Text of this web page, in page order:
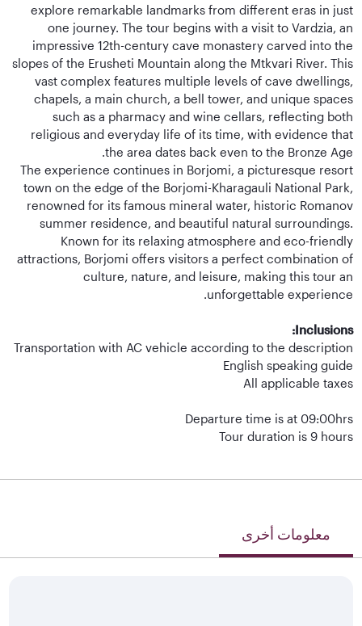
explore remarkable landmarks from different eras in just
one journey. The tour begins with a visit to Vardzia, an
impressive 12th-century cave monastery carved into the
slopes of the Erusheti Mountain along the Mtkvari River. This
vast complex features multiple levels of cave dwellings,
chapels, a main church, a bell tower, and unique spaces
such as a pharmacy and wine cellars, reflecting both
religious and everyday life of its time, with evidence that
the area dates back even to the Bronze Age.
The experience continues in Borjomi, a picturesque resort
town on the edge of the Borjomi-Kharagauli National Park,
renowned for its famous mineral water, historic Romanov
summer residence, and beautiful natural surroundings.
Known for its relaxing atmosphere and eco-friendly
attractions, Borjomi offers visitors a perfect combination of
culture, nature, and leisure, making this tour an
unforgettable experience.
Inclusions:
Transportation with AC vehicle according to the description
English speaking guide
All applicable taxes
Departure time is at 09:00hrs
Tour duration is 9 hours
معلومات أخرى